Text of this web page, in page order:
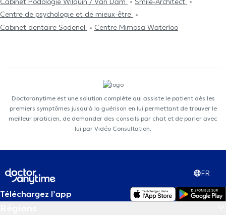
Centre de psychologie et de mieux-être
Cabinet dentaire Sodenel
Centre Mimosa Waterloo
Doctoranytime est une solution complète qui assiste le patient dès les
premiers symptômes jusqu'à la guérison en lui permettant de trouver le
meilleur praticien, de demander des conseils par chat et de parler avec
lui par Vidéo Consultation.
FR
Téléchargez l’app